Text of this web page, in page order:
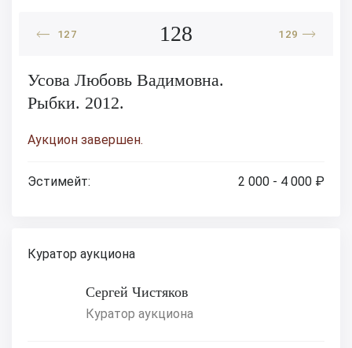
127 128 129
Усова Любовь Вадимовна.
Рыбки. 2012.
Аукцион завершен.
Эстимейт: 2 000 - 4 000 ₽
Куратор аукциона
Сергей Чистяков
Куратор аукциона